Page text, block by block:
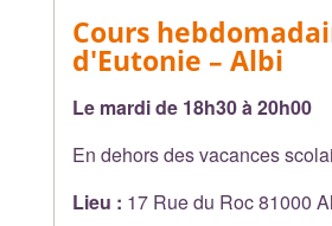
Cours
d'Eutonie – Albi
Le mardi de 18h30 à 20h00
En dehors des vacances
Lieu : 17 Rue du Roc 81000